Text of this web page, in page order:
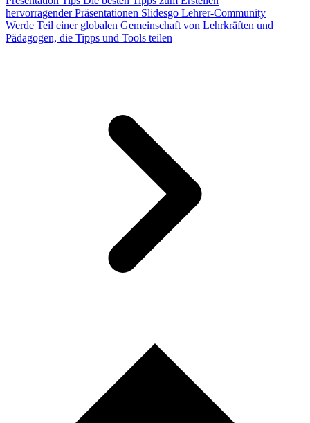
hervorragender Präsentationen Slidesgo Lehrer-Community
Werde Teil einer globalen Gemeinschaft von Lehrkräften und
Pädagogen, die Tipps und Tools teilen